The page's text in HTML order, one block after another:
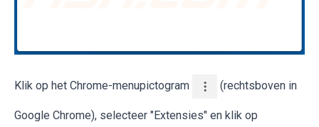
Klik op het Chrome-menupictogram (rechtsboven in
Google Chrome), selecteer "Extensies" en klik op